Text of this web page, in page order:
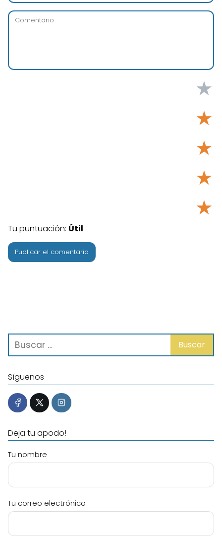
★
★
★
★
★
Tu puntuación: Útil
Síguenos
Deja tu apodo!
Tu nombre
Tu correo electrónico